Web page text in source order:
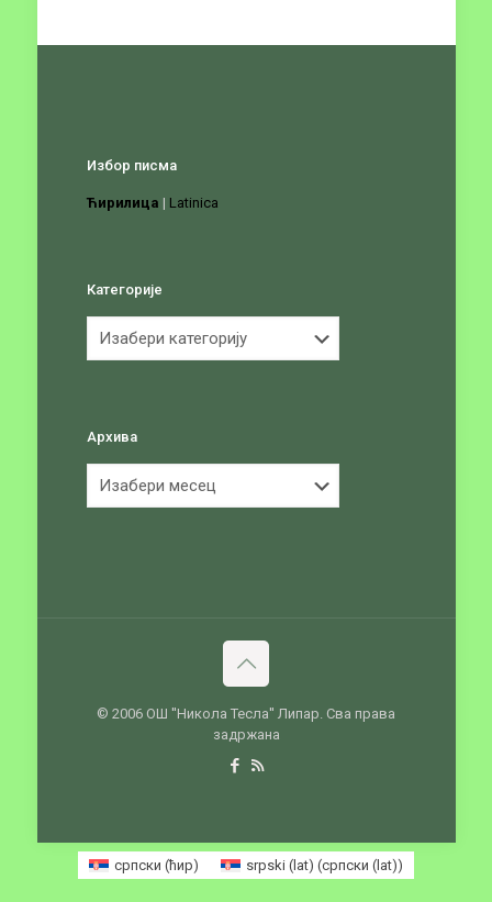
Избор писма
Ћирилица | Latinica
Категорије
Архива
© 2006 ОШ ''Никола Тесла'' Липар. Сва права
задржана
српски (ћир) srpski (lat) (српски (lat))